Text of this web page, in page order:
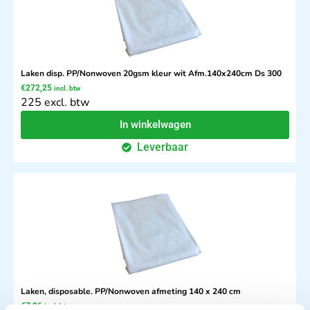
Laken disp. PP/Nonwoven 20gsm kleur wit Afm.140x240cm Ds 300
€272,25 incl. btw
225 excl. btw
In winkelwagen
Leverbaar
Laken, disposable. PP/Nonwoven afmeting 140 x 240 cm
€7,26 incl. btw